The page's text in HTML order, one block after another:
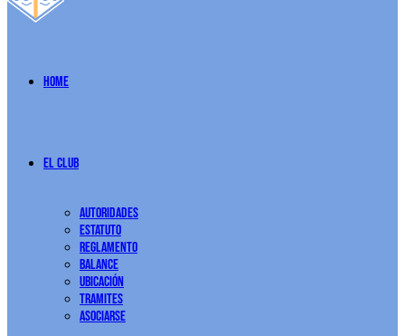
Home
El Club
Autoridades
Estatuto
Reglamento
Balance
Ubicación
Tramites
Asociarse